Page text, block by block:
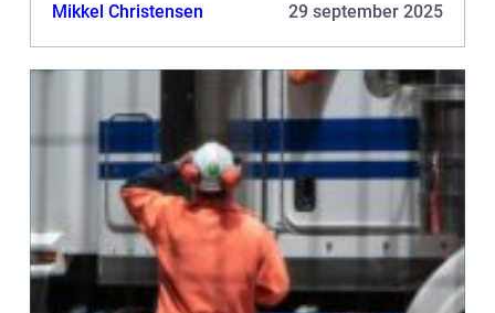
Mikkel Christensen 29 september 2025